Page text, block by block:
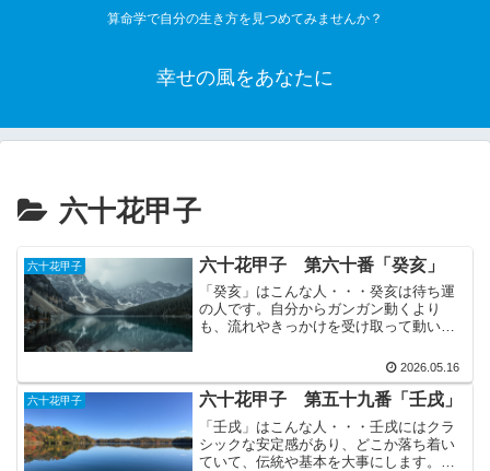
算命学で自分の生き方を見つめてみませんか？
幸せの風をあなたに
六十花甲子
六十花甲子 六十花甲子 第六十番「癸亥」
「癸亥」はこんな人・・・癸亥は待ち運
の人です。自分からガンガン動くより
も、流れやきっかけを受け取って動いた
性格は理屈よりも「なんとなくこう感じ
る」を大事にする感情寄り型です。その
おかげで人との距離感はちょ...
2026.05.16
六十花甲子 六十花甲子 第五十九番「壬戌」
「壬戌」はこんな人・・・壬戌にはクラ
シックな安定感があり、どこか落ち着い
ていて、伝統や基本を大事にします。ま